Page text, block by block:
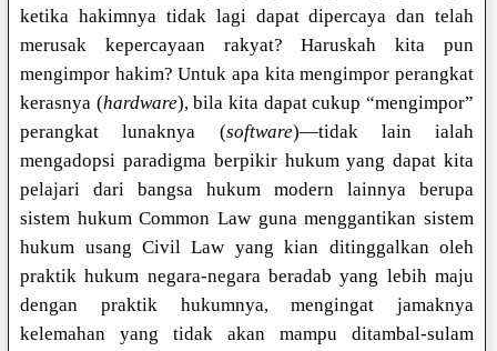
ketika hakimnya tidak lagi dapat dipercaya dan telah
merusak kepercayaan rakyat? Haruskah kita pun
mengimpor hakim? Untuk apa kita mengimpor perangkat
kerasnya (hardware), bila kita dapat cukup “mengimpor”
perangkat lunaknya (software)—tidak lain ialah
mengadopsi paradigma berpikir hukum yang dapat kita
pelajari dari bangsa hukum modern lainnya berupa
sistem hukum Common Law guna menggantikan sistem
hukum usang Civil Law yang kian ditinggalkan oleh
praktik hukum negara-negara beradab yang lebih maju
dengan praktik hukumnya, mengingat jamaknya
kelemahan yang tidak akan mampu ditambal-sulam